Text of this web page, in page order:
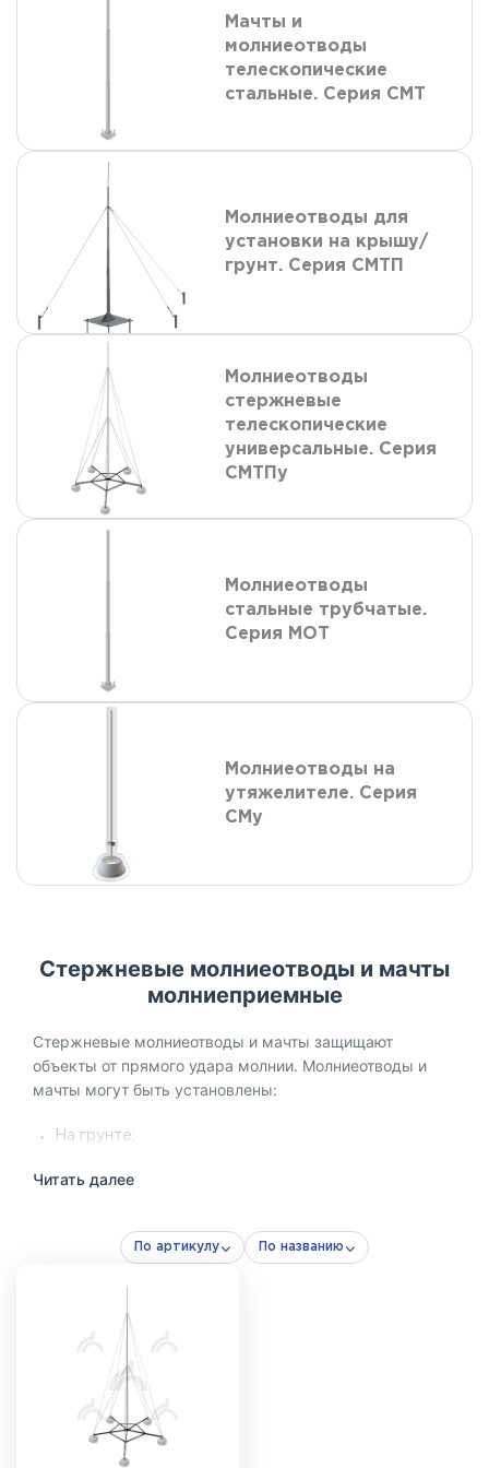
Мачты и
молниеотводы
телескопические
стальные. Серия СМТ
Молниеотводы для
установки на крышу/
грунт. Серия СМТП
Молниеотводы
стержневые
телескопические
универсальные. Серия
СМТПу
Молниеотводы
стальные трубчатые.
Серия МОТ
Молниеотводы на
утяжелителе. Серия
СМу
Стержневые молниеотводы и мачты
молниеприемные
Стержневые молниеотводы и мачты защищают
объекты от прямого удара молнии. Молниеотводы и
мачты могут быть установлены:
На грунте;
На фасаде здания.
Стержневой молниеотвод представляет собой готовую
элементы для закрепления мачты в нужном положении
входят и приобретаются отдельно в зависимости от
типа грунта).
Мачта – основное изделие, которое состоит из секций
Читать далее
По артикулу По названию